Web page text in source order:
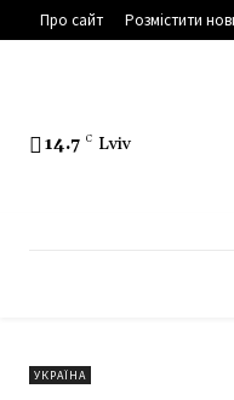
Про сайт Розмістити
14.7 C Lviv
УКРАЇНА